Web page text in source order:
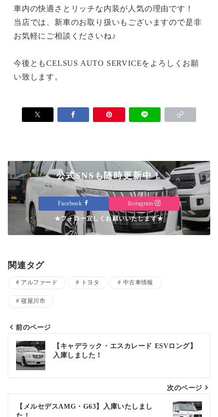
車内の快適さとリッチな内装が人気の理由です！
当店では、新車のお取り扱いもございますので是非
お気軽にご相談くださいね♪
今後ともCELSUS AUTO SERVICEをよろしくお願
い致します。
公式SNSも随時更新中！
Facebook Instagram
★フォロー宜しくお願いいたします★
関連タグ
アルファード トヨタ 中古車情報
寝屋川市
投
稿
ナ
ビ
前のページ
【キャデラック・エスカレード ESVロング】
入庫しました！
次のページ
【メルセデスAMG・G63】入庫いたしまし